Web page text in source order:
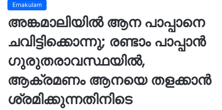
Ernakulam
അങ്കമാലിയിൽ ആന പാപ്പാനെ
ചവിട്ടിക്കൊന്നു; രണ്ടാം പാപ്പാൻ
ഗുരുതരാവസ്ഥയിൽ,
ആക്രമണം ആനയെ തളക്കാന്‍
ശ്രമിക്കുന്നതിനിടെ